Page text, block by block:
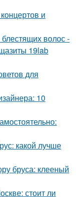
и
волос -
19lab
для
10
какой лучше
бруса: клееный
стоит ли